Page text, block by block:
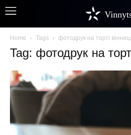
Home Tags фотодрук на торті
Tag: фотодрук на